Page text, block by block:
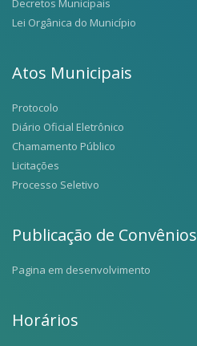
Decretos Municipais
Lei Orgânica do Município
Atos Municipais
Protocolo
Diário Oficial Eletrônico
Chamamento Público
Licitações
Processo Seletivo
Publicação de Convênios
Pagina em desenvolvimento
Horários